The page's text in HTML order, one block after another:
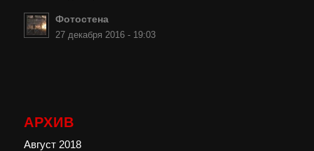
Фотостена
27 декабря 2016 - 19:03
АРХИВ
Август 2018